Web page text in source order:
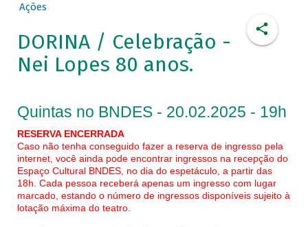
Ações
DORINA / Celebração -
Nei Lopes 80 anos.
Quintas no BNDES - 20.02.2025 - 19h
RESERVA ENCERRADA
Caso não tenha conseguido fazer a reserva de ingresso pela
internet, você ainda pode encontrar ingressos na recepção do
Espaço Cultural BNDES, no dia do espetáculo, a partir das
18h. Cada pessoa receberá apenas um ingresso com lugar
marcado, estando o número de ingressos disponíveis sujeito à
lotação máxima do teatro.